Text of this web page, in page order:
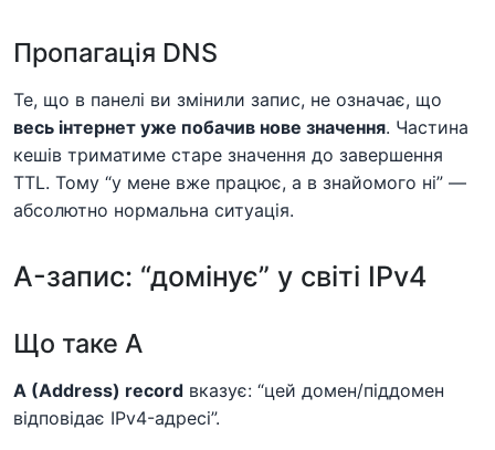
Пропагація DNS
Те, що в панелі ви змінили запис, не означає, що
весь інтернет уже побачив нове значення. Частина
кешів триматиме старе значення до завершення
TTL. Тому “у мене вже працює, а в знайомого ні” —
абсолютно нормальна ситуація.
A-запис: “домінує” у світі IPv4
Що таке A
A (Address) record вказує: “цей домен/піддомен
відповідає IPv4-адресі”.